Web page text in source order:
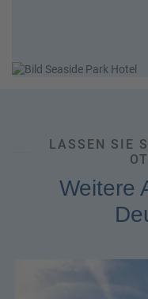
LASSEN SIE
Weitere